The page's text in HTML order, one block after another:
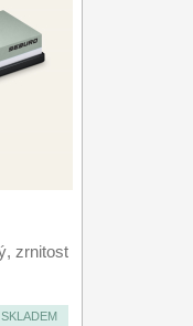
zrnitost
SKLADEM